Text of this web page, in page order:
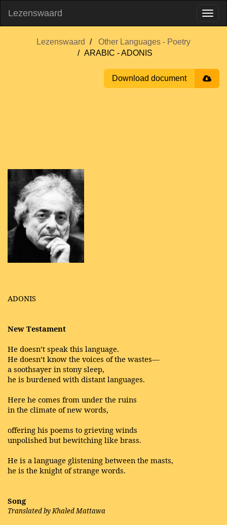
Lezenswaard
Lezenswaard
Other Languages - Poetry
ARABIC - ADONIS
Download document
ADONIS
New Testament
He doesn’t speak this language.
He doesn’t know the voices of the wastes—
a soothsayer in stony sleep,
he is burdened with distant languages.
Here he comes from under the ruins
in the climate of new words,
offering his poems to grieving winds
unpolished but bewitching like brass.
He is a language glistening between the masts,
he is the knight of strange words.
Song
Translated by Khaled Mattawa